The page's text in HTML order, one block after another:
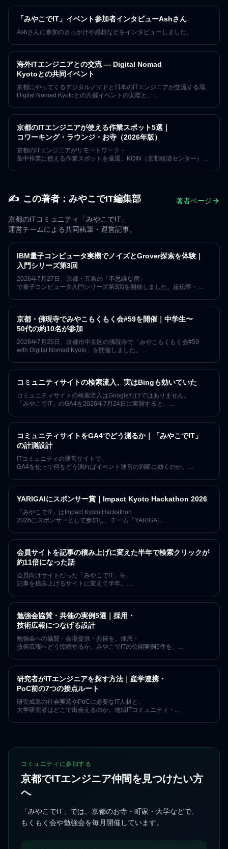
「みやこでIT」イベント参加者インタビューAshさん
Ashさんに参加のきっかけや感想などをインタビューしました。
海外ITエンジニアとの交流 — Digital Nomad
Kyotoとの共同イベント
京都にやってくるデジタルノマドと日本のITエンジニアが交流する場。
Digital Nomad Kyotoとの共催イベントの実際と、
京都のITエンジニアが使える作業スポット5選｜
コワーキング・ラウンジ・お寺（2026年版）
京都のITエンジニアがリモートワーク・
集中作業に使える作業スポットを厳選。KOIN（京都経済センター）・
✍️ この著者： みやこでIT編集部 著者ページ
京都のITコミュニティ「みやこでIT」
運営チームによる共同執筆・運営記事。
IBM量子コンピュータ実機でノイズとGrover探索を体験｜
入門シリーズ第3回
2026年7月27日、京都・五条の「不思議な宿」
で量子コンピュータ入門シリーズ第3回を開催しました。超伝導・
京都・佛現寺でみやこもくもく会#59を開催｜中学生〜
50代の約10名が参加
2026年7月25日、京都市中京区の佛現寺で「みやこもくもく会#59
with Digital Nomad Kyoto」を開催しました。
コミュニティサイトの検索流入、実はBingも効いていた
コミュニティサイトの検索流入はGoogleだけではありません。
「みやこでIT」のGA4を2026年7月24日に実測すると、
で観測したこの数字と、AI経由の来訪、そして
「なぜ数値を公開するのか」を、因果を断定せずに記録します。
コミュニティサイトをGA4でどう測るか｜「みやこでIT」
の計測設計
ITコミュニティの運営サイトで、
GA4を使って何をどう測ればイベント運営の判断に効くのか。
152回の開催を続けるコミュニティの実例です。
YARIGAIにスポンサー賞｜Impact Kyoto Hackathon 2026
「みやこでIT」はImpact Kyoto Hackathon
2026にスポンサーとして参加し、チーム「YARIGAI」
会員サイトを記事の積み上げに変えた半年で検索クリックが
約11倍になった話
会員向けサイトだった「みやこでIT」を、
記事を積み上げるサイトに変えて半年。
数字の限界も含めて正直に記録します。
勉強会協賛・共催の実例5選｜採用・
技術広報につなげる設計
勉強会への協賛・会場提供・共催を、採用・
技術広報へどう接続するか。みやこでITの公開実例5件を、
研究者がITエンジニアを探す方法｜産学連携・
PoC前の7つの接点ルート
研究成果の社会実装やPoCに必要なIT人材と、
大学研究者はどこで出会えるのか。地域ITコミュニティ・
コミュニティに参加する
京都でITエンジニア仲間を見つけたい方
へ
「みやこでIT」では、京都のお寺・町家・大学などで、
もくもく会や勉強会を毎月開催しています。